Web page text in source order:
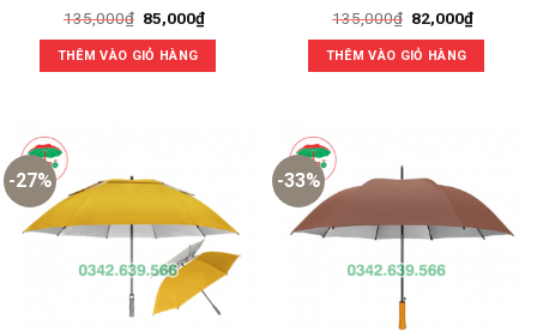
135,000₫ Giá
gốc
là:
135,000₫.
85,000₫Giá
THÊM VÀO GIỎ HÀNG
135,000₫ Giá
gốc
là:
135,000₫.
82,000₫Giá
THÊM VÀO GIỎ HÀNG
-27% -33%